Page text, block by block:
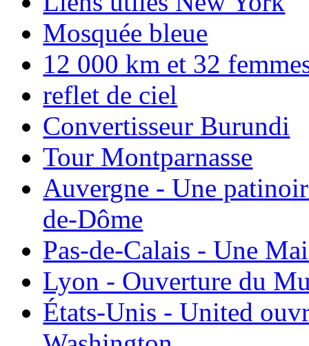
Mosquée bleue
12 000 km et 32
reflet de ciel
Convertisseur Burundi
Tour Montparnasse
Auvergne - Une
de-Dôme
Pas-de-Calais - Une
Lyon - Ouverture du
États-Unis - United